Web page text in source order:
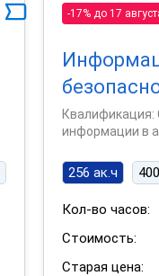
-17% до 17
Квалификация:
информации в
256 ак.ч
Кол-во часов:
Стоимость:
Старая цена: